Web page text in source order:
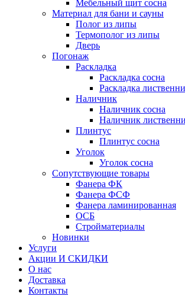
Мебельный щит сосна
Материал для бани и сауны
Полог из липы
Термополог из липы
Дверь
Погонаж
Раскладка
Раскладка сосна
Раскладка
Наличник
Наличник сосна
Наличник
Плинтус
Плинтус сосна
Уголок
Уголок сосна
Сопутствующие товары
Фанера ФК
Фанера ФСФ
Фанера ламинированная
ОСБ
Стройматериалы
Новинки
Услуги
Акции И СКИДКИ
О нас
Доставка
Контакты